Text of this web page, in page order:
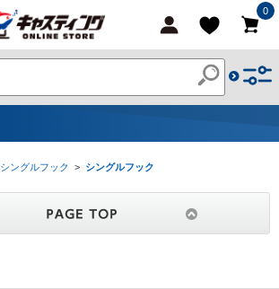
0
シングルフック > シングルフック